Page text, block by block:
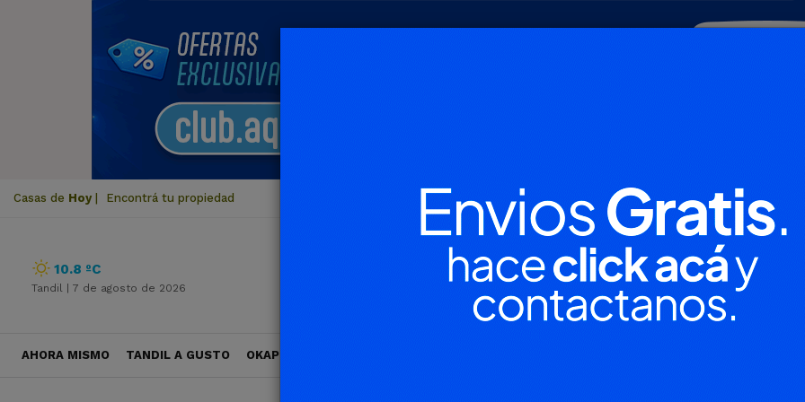
Casas de Hoy Encontrá tu propiedad
10.8 ºC
Tandil | 7 de agosto de 2026
AHORA MISMO TANDIL A GUSTO OKAPI VIAJES